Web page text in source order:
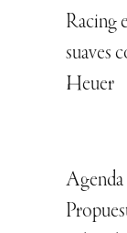
Racing
suaves
Heuer
Agenda